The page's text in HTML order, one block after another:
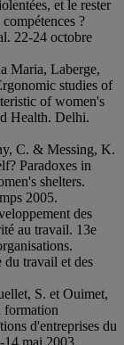
et le rester
?
22-24 octobre
Maria, Laberge,
studies of
of women's
Health. Delhi.
C. & Messing, K.
Paradoxes in
shelters.
2005.
des
au travail. 13e
travail et des
S. et Ouimet,
formation
d'entreprises du